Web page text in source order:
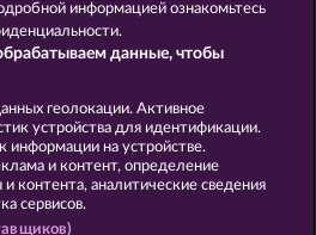
Компания
Запрос об Отказе
информацией ознакомьтесь
данные, чтобы
геолокации. Активное
устройства для идентификации.
информации на устройстве.
и контент, определение
контента, аналитические сведения
сервисов.